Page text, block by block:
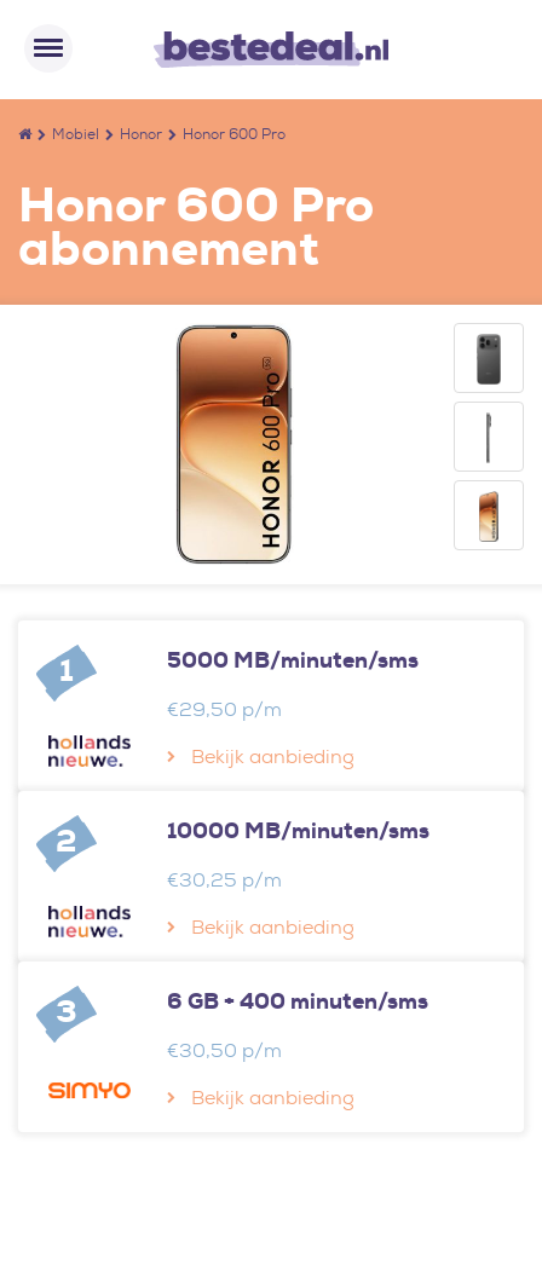
Mobiel Honor Honor 600 Pro
Honor 600 Pro
abonnement
1 5000 MB/minuten/sms
€29,50 p/m
Bekijk aanbieding
2 10000 MB/minuten/sms
€30,25 p/m
Bekijk aanbieding
3 6 GB + 400 minuten/sms
€30,50 p/m
Bekijk aanbieding